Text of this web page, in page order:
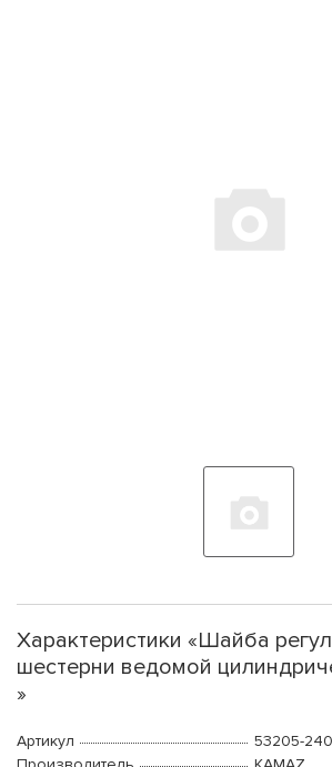
Характеристики «Шайба
шестерни ведомой
»
Артикул
53205-